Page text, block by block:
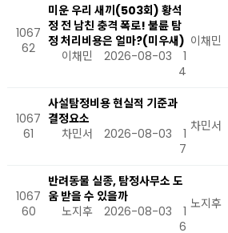
1067
62
미운 우리 새끼(503회) 황석
정 전 남친 충격 폭로! 불륜 탐
정 처리비용은 얼마?(미우새)
이채민
2026-08-03
1
4
이채민
1067
61
사설탐정비용 현실적 기준과
결정요소
차민서
2026-08-03
1
7
차민서
1067
60
반려동물 실종, 탐정사무소 도
움 받을 수 있을까
노지후
2026-08-03
1
6
노지후